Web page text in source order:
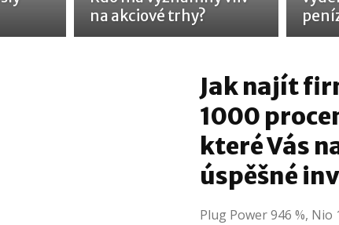
na akciové trhy?
Jak najít
1000
které Vás
úspěšné
Plug Power 946 %,